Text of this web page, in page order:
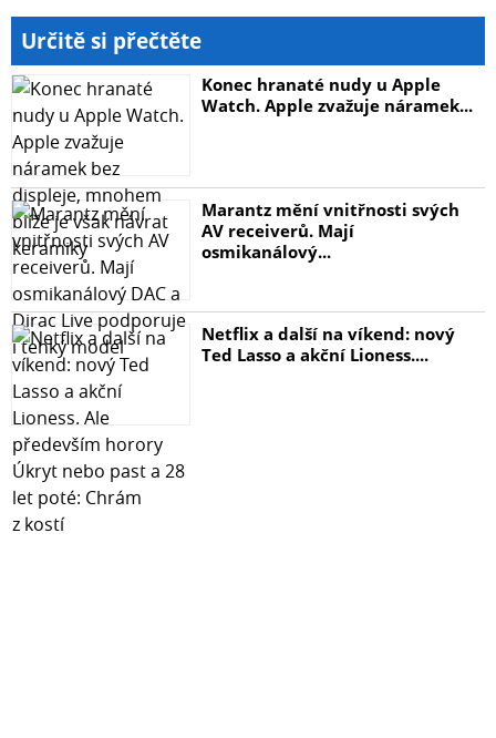
Určitě si přečtěte
Konec hranaté nudy u Apple
Watch. Apple zvažuje náramek...
Marantz mění vnitřnosti svých
AV receiverů. Mají
osmikanálový...
Netflix a další na víkend: nový
Ted Lasso a akční Lioness....